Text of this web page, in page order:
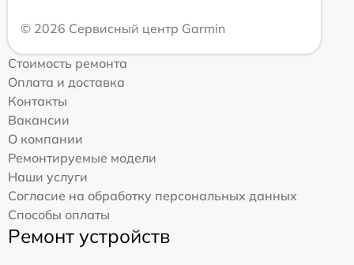
© 2026 Сервисный центр Garmin
Стоимость ремонта
Оплата и доставка
Контакты
Вакансии
О компании
Ремонтируемые модели
Наши услуги
Согласие на обработку персональных данных
Способы оплаты
Ремонт устройств